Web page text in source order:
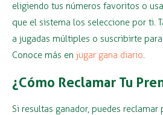
eligiendo tus números favoritos o
que el sistema los seleccione por ti.
a jugadas múltiples o suscribirte
Conoce más en jugar gana diario.
¿Cómo Reclamar Tu
Si resultas ganador, puedes